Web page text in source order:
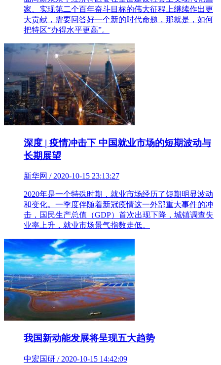
家、实现第二个百年奋斗目标的伟大征程上继续作出更
大贡献，需要回答好一个新的时代命题，那就是，如何
把特区“办得水平更高”。
深度 | 疫情冲击下 中国就业市场的短期波动与
长期展望
新华网 / 2020-10-15 23:13:27
2020年是一个特殊时期，就业市场经历了短期明显波动
和变化。一季度伴随着新冠疫情这一外部重大事件的冲
击，国民生产总值（GDP）首次出现下降，城镇调查失
业率上升，就业市场景气指数走低。
我国新动能发展将呈现五大趋势
中宏国研 / 2020-10-15 14:42:09